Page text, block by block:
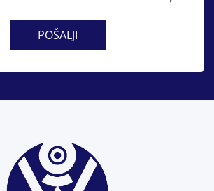
POŠALJI